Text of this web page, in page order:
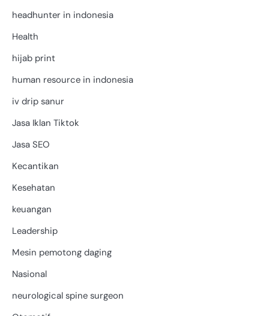
headhunter in indonesia
Health
hijab print
human resource in indonesia
iv drip sanur
Jasa Iklan Tiktok
Jasa SEO
Kecantikan
Kesehatan
keuangan
Leadership
Mesin pemotong daging
Nasional
neurological spine surgeon